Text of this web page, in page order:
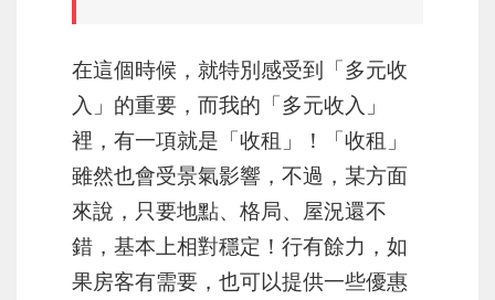
在這個時候，就特別感受到「多元收
入」的重要，而我的「多元收入」
裡，有一項就是「收租」！「收租」
雖然也會受景氣影響，不過，某方面
來說，只要地點、格局、屋況還不
錯，基本上相對穩定！行有餘力，如
果房客有需要，也可以提供一些優惠